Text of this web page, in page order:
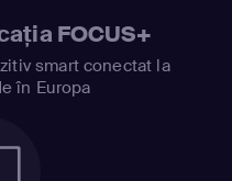
FOCUS+
smart conectat la
în Europa